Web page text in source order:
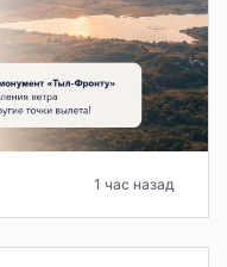
1 час назад